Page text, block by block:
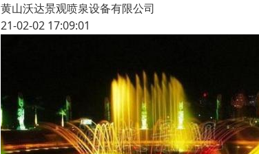
黄山沃达景观喷泉设备有限公司
21-02-02 17:09:01